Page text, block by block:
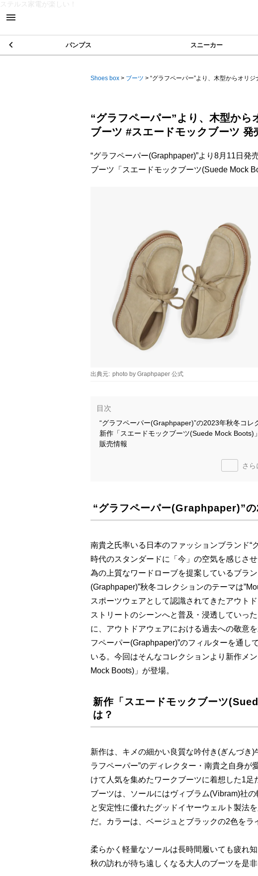
ステルス家電が楽しい！
パンプス スニーカー
Shoes box > ブーツ > “グラフペーパー”より、木型からオリジ
“グラフペーパー”より、木型から
ブーツ #スエードモックブーツ 発
“グラフペーパー(Graphpaper)”より8月11日発
ブーツ「スエードモックブーツ(Suede Mock
出典元: photo by Graphpaper 公式
目次
“グラフペーパー(Graphpaper)”の2023年秋冬コレ
新作「スエードモックブーツ(Suede Mock Boots)
販売情報
さら
“グラフペーパー(Graphpaper)”
南貴之氏率いる日本のファッションブランド“
時代のスタンダードに「今」の空気を感じさ
為の上質なワードローブを提案しているブラ
(Graphpaper)”秋冬コレクションのテーマは
スポーツウェアとして認識されてきたアウト
ストリートのシーンへと普及・浸透していっ
に、アウトドアウェアにおける過去への敬意
フペーパー(Graphpaper)”のフィルターを通し
いる。今回はそんなコレクションより新作メ
Mock Boots)」が登場。
新作「スエードモックブーツ
は？
新作は、キメの細かい良質な吟付き(ぎんづき
ラフペーパー”のディレクター・南貴之自身
けて人気を集めたワークブーツに着想した1
ブーツは、ソールにはヴィブラム(Vibram)社
と安定性に優れたグッドイヤーウェルト製法
だ。カラーは、ベージュとブラックの2色をラ
柔らかく軽量なソールは長時間履いても疲れ知
秋の訪れが待ち遠しくなる大人のブーツを是非